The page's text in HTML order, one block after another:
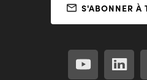
S'ABONNER À